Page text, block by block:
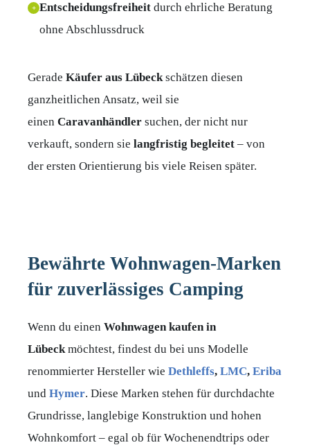
+ Entscheidungsfreiheit durch ehrliche Beratung
ohne Abschlussdruck
Gerade Käufer aus Lübeckschätzen diesen
ganzheitlichen Ansatz, weil sie
einen Caravanhändler suchen, der nicht nur
verkauft, sondern sie langfristig begleitet – von
der ersten Orientierung bis viele Reisen später.
Bewährte Wohnwagen-Marken
für zuverlässiges Camping
Wenn du einen Wohnwagen kaufen in
Lübeck möchtest, findest du bei uns Modelle
renommierter Hersteller wie Dethleffs, LMC, Eriba
und Hymer. Diese Marken stehen für durchdachte
Grundrisse, langlebige Konstruktion und hohen
Wohnkomfort – egal ob für Wochenendtrips oder